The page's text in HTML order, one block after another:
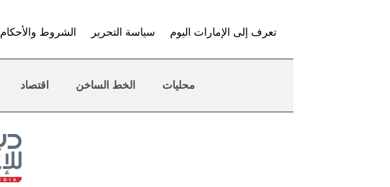
تعرف إلى الإمارات اليوم سياسة التحرير الشروط والأحكام
محليات الخط الساخن اقتصاد